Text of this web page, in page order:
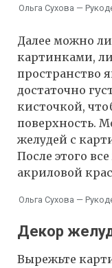
Ольга Сухова —
Далее можно
картинками,
пространство
достаточно
кисточкой,
поверхность.
желудей с
После этого
акриловой
Ольга Сухова —
Декор
Вырежьте